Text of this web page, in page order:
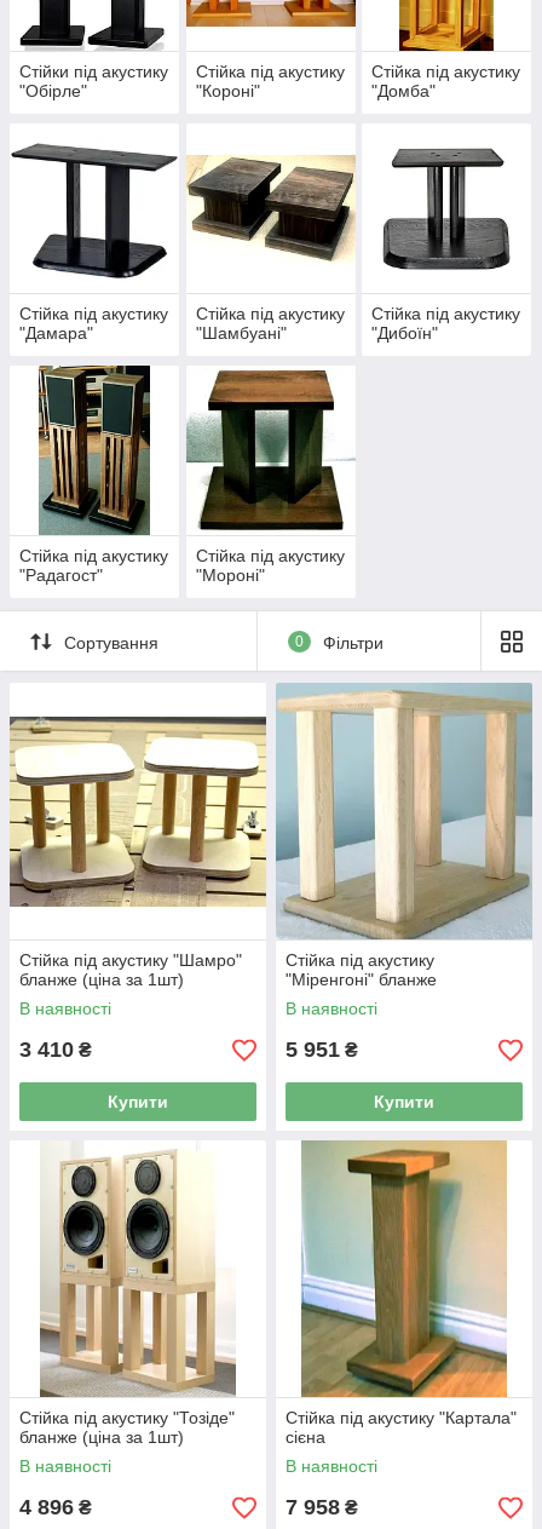
Стійки під акустику
"Обірле"
Стійка під акустику
"Короні"
Стійка під акустику
"Домба"
Стійка під акустику
"Дамара"
Стійка під акустику
"Шамбуані"
Стійка під акустику
"Дибоїн"
Стійка під акустику
"Радагост"
Стійка під акустику
"Мороні"
Сортування 0 Фільтри
Стійка під акустику "Шамро"
бланже (ціна за 1шт)
В наявності
3 410 ₴
Купити
Стійка під акустику
"Міренгоні" бланже
В наявності
5 951 ₴
Купити
Стійка під акустику "Тозіде"
бланже (ціна за 1шт)
В наявності
4 896 ₴
Стійка під акустику "Картала"
сієна
В наявності
7 958 ₴